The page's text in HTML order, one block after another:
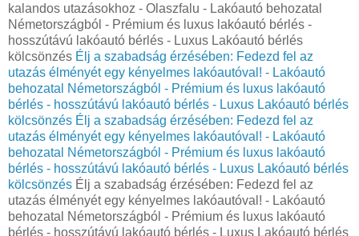
kalandos utazásokhoz - Olaszfalu - Lakóautó behozatal
Németországból - Prémium és luxus lakóautó bérlés -
hosszútávú lakóautó bérlés - Luxus Lakóautó bérlés
kölcsönzés Élj a szabadság érzésében: Fedezd fel az
utazás élményét egy kényelmes lakóautóval! - Lakóautó
behozatal Németországból - Prémium és luxus lakóautó
bérlés - hosszútávú lakóautó bérlés - Luxus Lakóautó bérlés
kölcsönzés Élj a szabadság érzésében: Fedezd fel az
utazás élményét egy kényelmes lakóautóval! - Lakóautó
behozatal Németországból - Prémium és luxus lakóautó
bérlés - hosszútávú lakóautó bérlés - Luxus Lakóautó bérlés
kölcsönzés Élj a szabadság érzésében: Fedezd fel az
utazás élményét egy kényelmes lakóautóval! - Lakóautó
behozatal Németországból - Prémium és luxus lakóautó
bérlés - hosszútávú lakóautó bérlés - Luxus Lakóautó bérlés